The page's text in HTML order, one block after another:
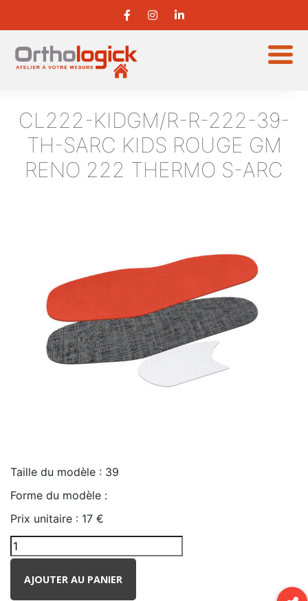
CL222-KIDGM/R-R-222-39-
TH-SARC KIDS ROUGE GM
RENO 222 THERMO S-ARC
Taille du modèle : 39
Forme du modèle :
Prix unitaire : 17 €
AJOUTER AU PANIER